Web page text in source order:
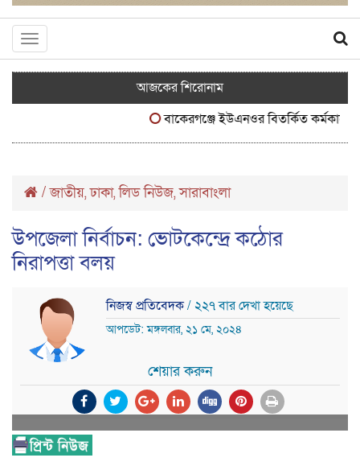
Toggle
navigation
আজকের শিরোনাম
বাকেরগঞ্জে ইউএনওর বিতর্কিত কর্মকাণ্ডে
/জাতীয়,ঢাকা,লিড নিউজ,সারাবাংলা
উপজেলা নির্বাচন: ভোটকেন্দ্রে কঠোর
নিরাপত্তা বলয়
নিজস্ব প্রতিবেদক/ ২২৭ বার দেখা হয়েছে
আপডেট: মঙ্গলবার, ২১ মে, ২০২৪
শেয়ার করুন